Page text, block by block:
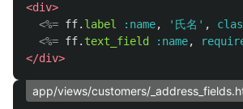
<div>
<%= ff. label :name, '氏名' ,
<%= ff. text_field :name,
</div>
app/views/customers/